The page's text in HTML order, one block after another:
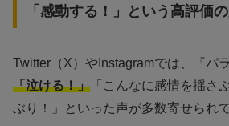
「感動する！」という高評価
Twitter（X）やInstagramでは、『パ
「泣ける！」 「こんなに感情を揺さ
ぶり！」といった声が多数寄せられ